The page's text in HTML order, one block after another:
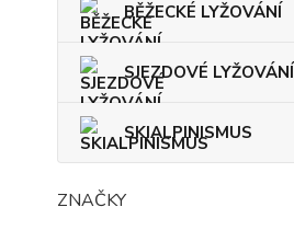
BĚŽECKÉ LYŽOVÁNÍ
SJEZDOVÉ LYŽOVÁNÍ
SKIALPINISMUS
ZNAČKY